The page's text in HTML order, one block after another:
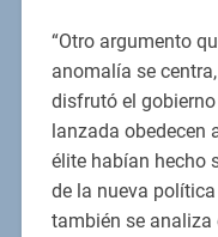
“Otro argumento
anomalía se
disfrutó el
lanzada obedecen
élite habían hecho
de la nueva
también se analiza